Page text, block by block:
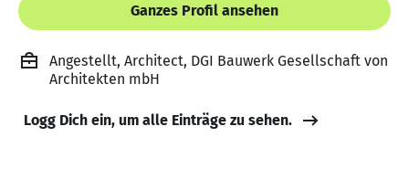
Ganzes Profil ansehen
Angestellt, Architect, DGI Bauwerk Gesellschaft von
Architekten mbH
Logg Dich ein, um alle Einträge zu sehen.